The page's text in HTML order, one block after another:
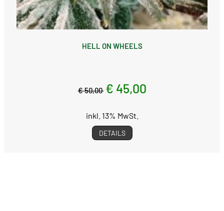
HELL ON WHEELS
€ 50,00 € 45,00
inkl. 13% MwSt.
DETAILS